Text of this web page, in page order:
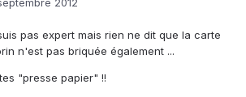
2012
pas expert mais rien ne dit que la carte
n'est pas briquée également ...
"presse papier" !!